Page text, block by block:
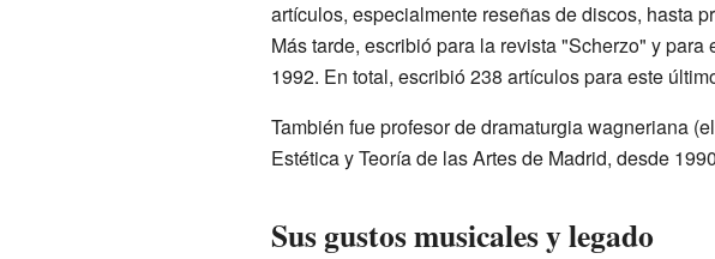
artículos, especialmente reseñas de discos, hasta
Más tarde, escribió para la revista "Scherzo" y
1992. En total, escribió 238 artículos para este
También fue profesor de dramaturgia wagneriana
Estética y Teoría de las Artes de Madrid, desde
Sus gustos musicales y legado